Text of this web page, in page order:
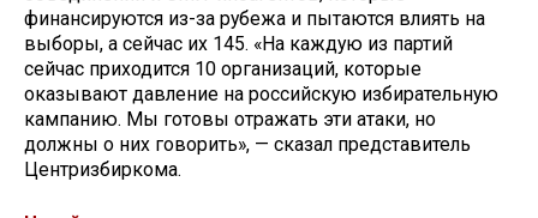
финансируются из-за рубежа и пытаются влиять на
выборы, а сейчас их 145. «На каждую из партий
сейчас приходится 10 организаций, которые
оказывают давление на российскую избирательную
кампанию. Мы готовы отражать эти атаки, но
должны о них говорить», — сказал представитель
Центризбиркома.